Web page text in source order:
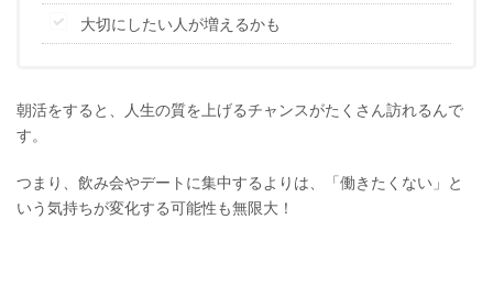
大切にしたい人が増えるかも
朝活をすると、人生の質を上げるチャンスがたくさん訪れるんで
す。
つまり、飲み会やデートに集中するよりは、「働きたくない」と
いう気持ちが変化する可能性も無限大！